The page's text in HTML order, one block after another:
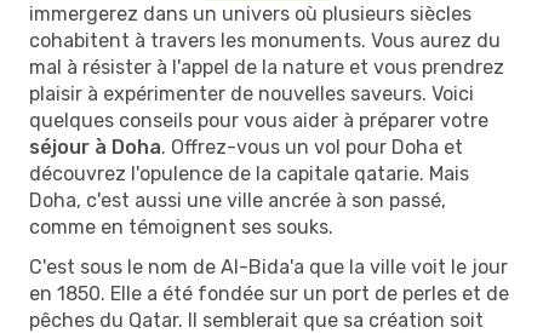
immergerez dans un univers où plusieurs siècles
cohabitent à travers les monuments. Vous aurez du
mal à résister à l'appel de la nature et vous prendrez
plaisir à expérimenter de nouvelles saveurs. Voici
quelques conseils pour vous aider à préparer votre
séjour à Doha. Offrez-vous un vol pour Doha et
découvrez l'opulence de la capitale qatarie. Mais
Doha, c'est aussi une ville ancrée à son passé,
comme en témoignent ses souks.
C'est sous le nom de Al-Bida'a que la ville voit le jour
en 1850. Elle a été fondée sur un port de perles et de
pêches du Qatar. Il semblerait que sa création soit